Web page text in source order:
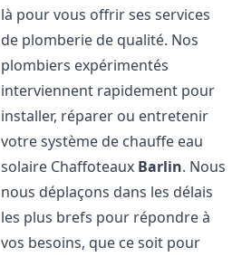
là pour vous offrir ses services
de plomberie de qualité. Nos
plombiers expérimentés
interviennent rapidement pour
installer, réparer ou entretenir
votre système de chauffe eau
solaire Chaffoteaux Barlin. Nous
nous déplaçons dans les délais
les plus brefs pour répondre à
vos besoins, que ce soit pour